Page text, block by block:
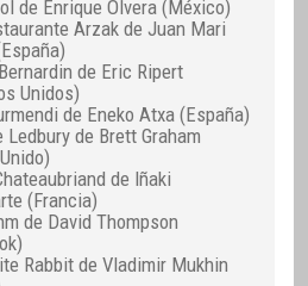
de Enrique Olvera (México)
Arzak de Juan Mari
de Eric Ripert
Unidos)
de Eneko Atxa (España)
Ledbury de Brett Graham
de Iñaki
(Francia)
de David Thompson
Rabbit de Vladimir Mukhin